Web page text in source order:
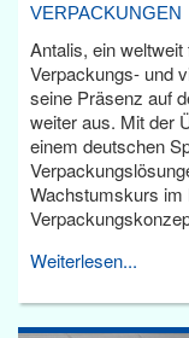
VERPACKUNGEN
Antalis, ein
Verpackungs- und
seine Präsenz auf
weiter aus. Mit der
einem deutschen
Wachstumskurs im
Weiterlesen...